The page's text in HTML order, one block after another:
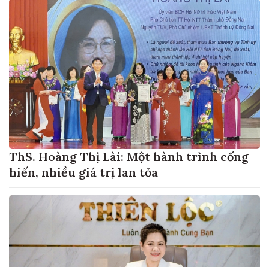
ThS. Hoàng Thị Lài: Một hành trình cống
hiến, nhiều giá trị lan tỏa